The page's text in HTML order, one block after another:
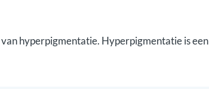
hyperpigmentatie. Hyperpigmentatie is een